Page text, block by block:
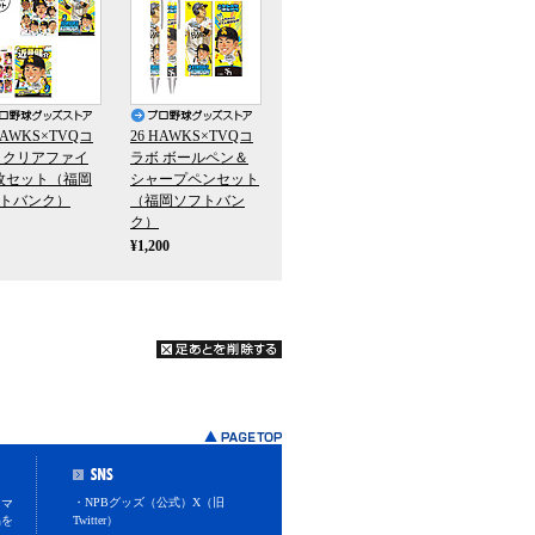
コ
リアファイ
セット（福岡
バンク）
26 HAWKS×TVQコ
ラボ ボールペン＆
シャープペンセット
（福岡ソフトバン
ク）
¥1,200
・NPBグッズ（公式）X（旧
Twitter）